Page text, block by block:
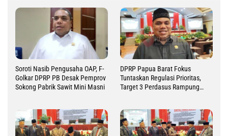
Soroti Nasib Pengusaha OAP, F-
Golkar DPRP PB Desak Pemprov
Sokong Pabrik Sawit Mini Masni
DPRP Papua Barat Fokus
Tuntaskan Regulasi Prioritas,
Target 3 Perdasus Rampung